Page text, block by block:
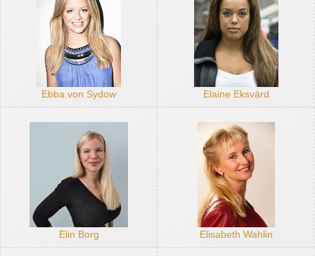
Ebba von Sydow Elaine Eksvärd
Elin Borg Elisabeth Wahlin